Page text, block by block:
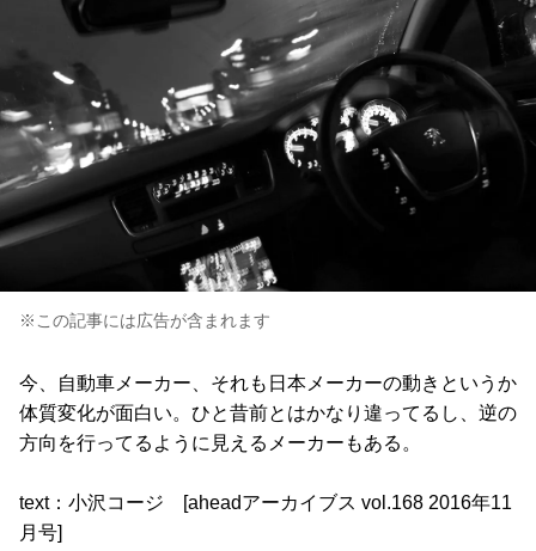
※この記事には広告が含まれます
今、自動車メーカー、それも日本メーカーの動きというか
体質変化が面白い。ひと昔前とはかなり違ってるし、逆の
方向を行ってるように見えるメーカーもある。
text：小沢コージ [aheadアーカイブス vol.168 2016年11
月号]